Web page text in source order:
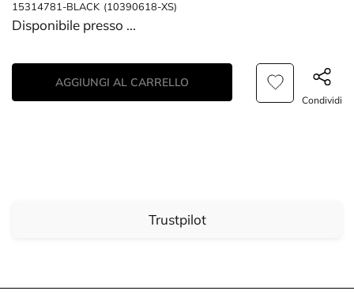
15314781-BLACK (10390618-XS)
Disponibile presso ...
AGGIUNGI AL CARRELLO
Condividi
Trustpilot